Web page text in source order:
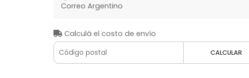
Correo Argentino
Calculá el costo de envío
CALCULAR